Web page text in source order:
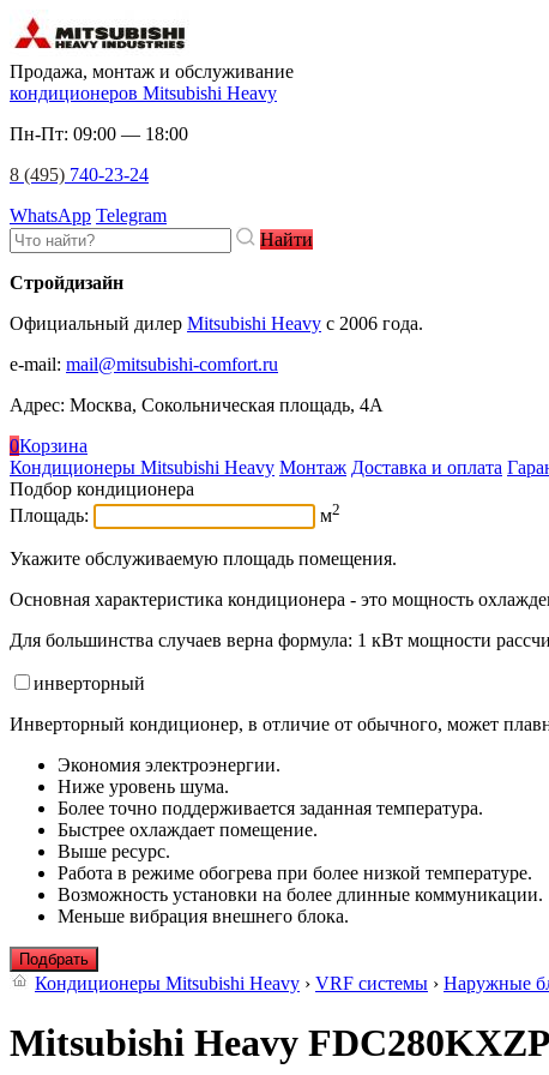
Продажа, монтаж и обслуживание
кондиционеров Mitsubishi Heavy
Пн-Пт: 09:00 — 18:00
8 (495) 740-23-24
WhatsApp Telegram
Найти
Стройдизайн
Официальный дилер Mitsubishi Heavy c 2006 года.
e-mail: mail@mitsubishi-comfort.ru
Адрес: Москва, Сокольническая площадь, 4А
0Корзина
Кондиционеры Mitsubishi Heavy Монтаж Доставка и оплата
Подбор кондиционера
Площадь:
м2
Укажите обслуживаемую площадь помещения.
Основная характеристика кондиционера - это мощность
Для большинства случаев верна формула: 1 кВт мощности
инверторный
Инверторный кондиционер, в отличие от обычного, может
Экономия электроэнергии.
Ниже уровень шума.
Более точно поддерживается заданная температура.
Быстрее охлаждает помещение.
Выше ресурс.
Работа в режиме обогрева при более низкой температуре.
Возможность установки на более длинные коммуникации.
Меньше вибрация внешнего блока.
Подбрать
Кондиционеры Mitsubishi Heavy › VRF системы › Наружные
Mitsubishi Heavy